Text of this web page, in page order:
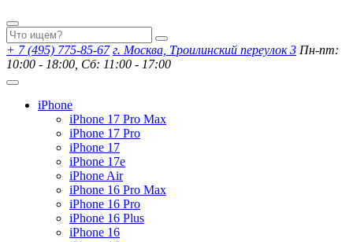
+ 7 (495) 775-85-67 г. Москва, Троилинский переулок 3 Пн-пт:
10:00 - 18:00, Сб: 11:00 - 17:00
iPhone
iPhone 17 Pro Max
iPhone 17 Pro
iPhone 17
iPhone 17e
iPhone Air
iPhone 16 Pro Max
iPhone 16 Pro
iPhone 16 Plus
iPhone 16